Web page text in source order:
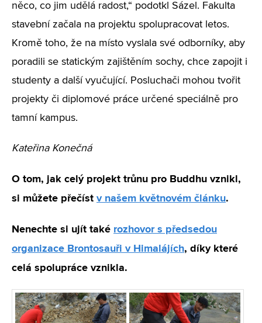
něco, co jim udělá radost,“ podotkl Sázel. Fakulta
stavební začala na projektu spolupracovat letos.
Kromě toho, že na místo vyslala své odborníky, aby
poradili se statickým zajištěním sochy, chce zapojit i
studenty a další vyučující. Posluchači mohou tvořit
projekty či diplomové práce určené speciálně pro
tamní kampus.
Kateřina Konečná
O tom, jak celý projekt trůnu pro Buddhu vznikl,
si můžete přečíst v našem květnovém článku.
Nenechte si ujít také rozhovor s předsedou
organizace Brontosauři v Himalájích, díky které
celá spolupráce vznikla.